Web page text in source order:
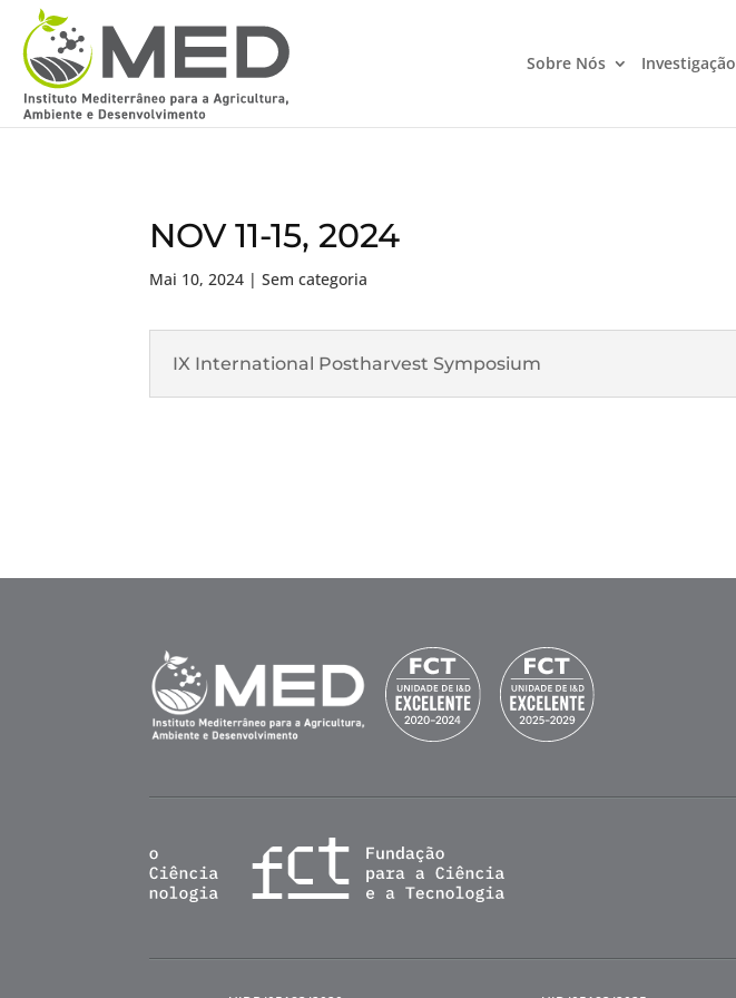
Sobre Nós Investigação
NOV 11-15, 2024
Mai 10, 2024 | Sem categoria
IX International Postharvest Symposium